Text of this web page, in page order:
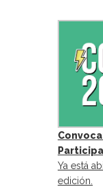
Ya está
edición.